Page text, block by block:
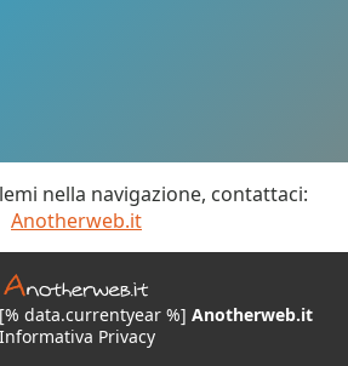
nella navigazione, contattaci:
Anotherweb.it
data.currentyear %] Anotherweb.it
Informativa Privacy